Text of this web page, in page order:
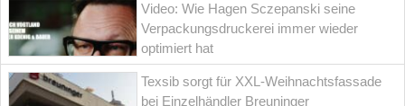
Video: Wie Hagen Sczepanski seine
Verpackungsdruckerei immer wieder
optimiert hat
Texsib sorgt für XXL-Weihnachtsfassade
bei Einzelhändler Breuninger